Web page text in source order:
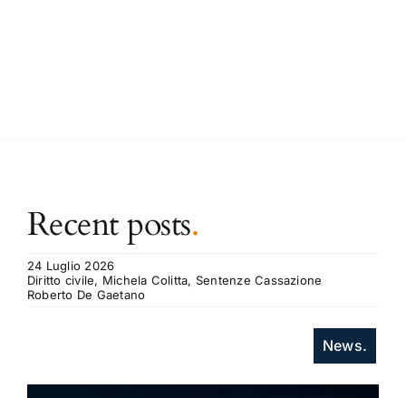
Recent posts.
24 Luglio 2026
Diritto civile, Michela Colitta, Sentenze Cassazione
Roberto De Gaetano
News.